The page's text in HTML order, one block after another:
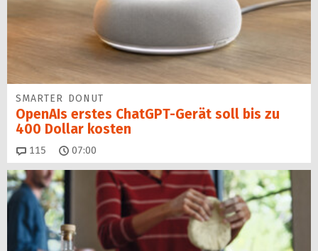
SMARTER DONUT
OpenAIs erstes ChatGPT-Gerät soll bis zu
400 Dollar kosten
115 Kommentare
07:00